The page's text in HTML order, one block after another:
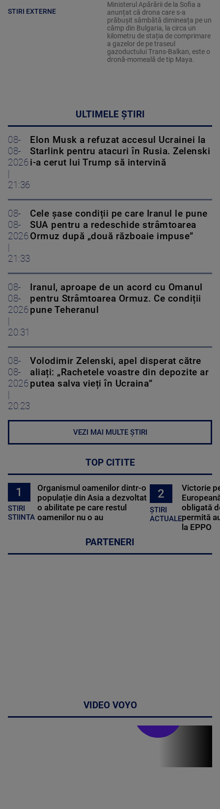
STIRI EXTERNE
Ministerul Apărării de la Sofia a
anunțat că drona care s-a
prăbușit sâmbătă dimineața pe un
câmp din Bulgaria, la circa un
kilometru de stația de comprimare
a gazelor de pe traseul
gazoductului Trans-Balkan, este o
dronă-momeală de tip Maya.
ULTIMELE ȘTIRI
08-
08-
2026
21:36
Elon Musk a refuzat accesul Ucrainei la
Starlink pentru atacuri în Rusia. Zelenski
i-a cerut lui Trump să intervină
08-
08-
2026
21:33
Cele șase condiții pe care Iranul le pune
SUA pentru a redeschide strâmtoarea
Ormuz după „două războaie impuse”
08-
08-
2026
20:31
Iranul, aproape de un acord cu Omanul
pentru Strâmtoarea Ormuz. Ce condiții
pune Teheranul
08-
08-
2026
20:23
Volodimir Zelenski, apel disperat către
aliați: „Rachetele voastre din depozite ar
putea salva vieți în Ucraina”
VEZI MAI MULTE ȘTIRI
TOP CITITE
1
STIRI
STIINTA
Organismul oamenilor dintr-o
populație din Asia a dezvoltat
o abilitate pe care restul
oamenilor nu o au
2
ȘTIRI
ACTUALE
Victorie
obligată
permită
la EPPO
PARTENERI
VIDEO VOYO